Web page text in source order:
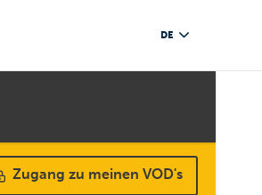
DE
Zugang zu meinen VOD's